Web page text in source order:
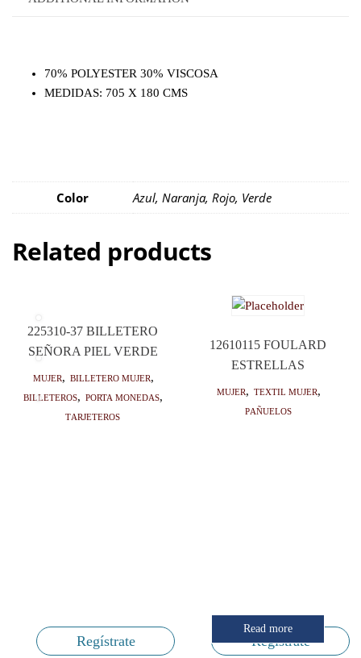
70% POLYESTER 30% VISCOSA
MEDIDAS: 705 X 180 CMS
Color Azul, Naranja, Rojo, Verde
Related products
225310-37 BILLETERO
SEÑORA PIEL VERDE
Mujer, Billetero mujer,
Billeteros, Porta monedas,
Tarjeteros
Regístrate
12610115 FOULARD
ESTRELLAS
Mujer, Textil mujer,
Pañuelos
Regístrate
Read more